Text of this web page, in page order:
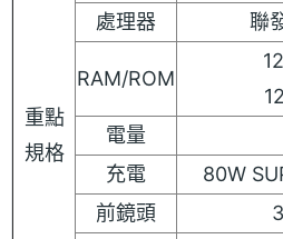
重點
規格
處理器
聯
RAM/ROM
電量
充電
80W
前鏡頭